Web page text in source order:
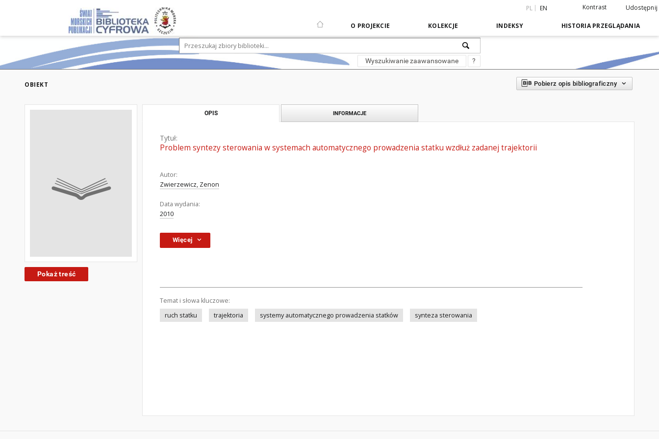
PL EN Kontrast Udostępnij
O PROJEKCIE KOLEKCJE INDEKSY HISTORIA PRZEGLĄDANIA
Wyszukiwanie zaawansowane ?
OBIEKT Pobierz opis bibliograficzny
Pokaż treść
OPIS INFORMACJE
Tytuł:
Problem syntezy sterowania w systemach automatycznego prowadzenia statku wzdłuż zadanej trajektorii
Autor:
Zwierzewicz, Zenon
Data wydania:
2010
Więcej
Temat i słowa kluczowe:
ruch statku
trajektoria systemy automatycznego prowadzenia statków synteza sterowania